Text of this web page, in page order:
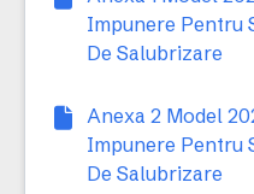
Impunere Pentru
De Salubrizare
Anexa 2 Model
Impunere Pentru
De Salubrizare